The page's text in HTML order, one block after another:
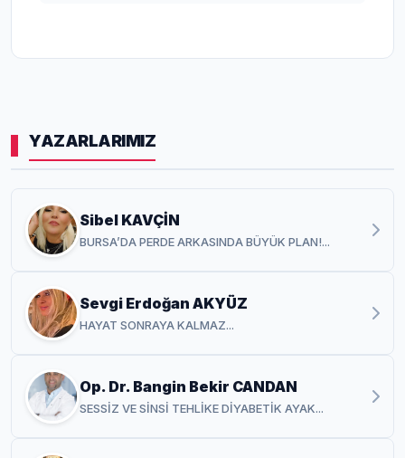
YAZARLARIMIZ
Sibel KAVÇİN
BURSA’DA PERDE ARKASINDA BÜYÜK PLAN!...
Sevgi Erdoğan AKYÜZ
HAYAT SONRAYA KALMAZ...
Op. Dr. Bangin Bekir CANDAN
SESSİZ VE SİNSİ TEHLİKE DİYABETİK AYAK...